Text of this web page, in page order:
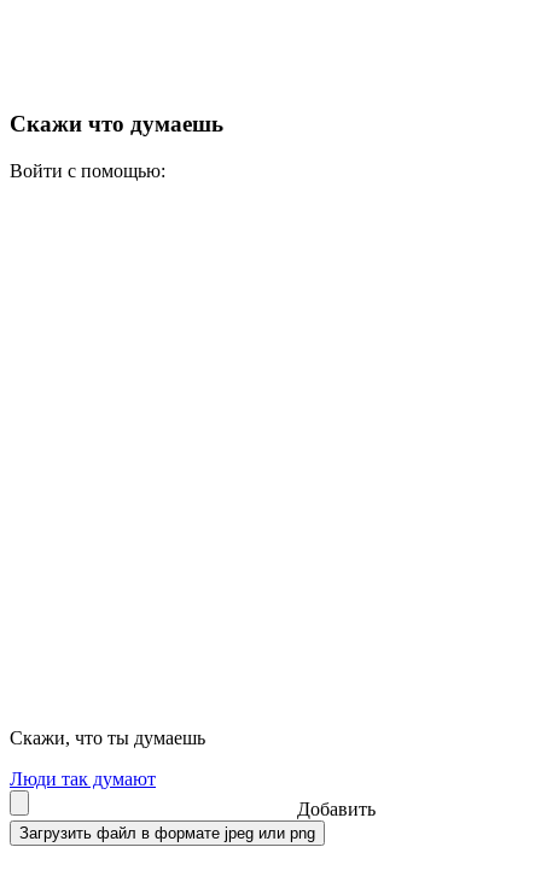
Скажи что думаешь
Войти с помощью:
Скажи, что ты думаешь
Люди так думают
Добавить